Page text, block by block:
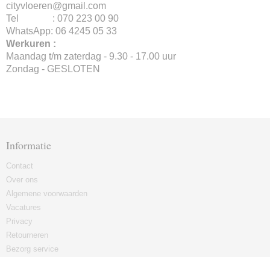
cityvloeren@gmail.com
Tel : 070 223 00 90
WhatsApp: 06 4245 05 33
Werkuren :
Maandag t/m zaterdag - 9.30 - 17.00 uur
Zondag - GESLOTEN
Informatie
Contact
Over ons
Algemene voorwaarden
Vacatures
Privacy
Retourneren
Bezorg service